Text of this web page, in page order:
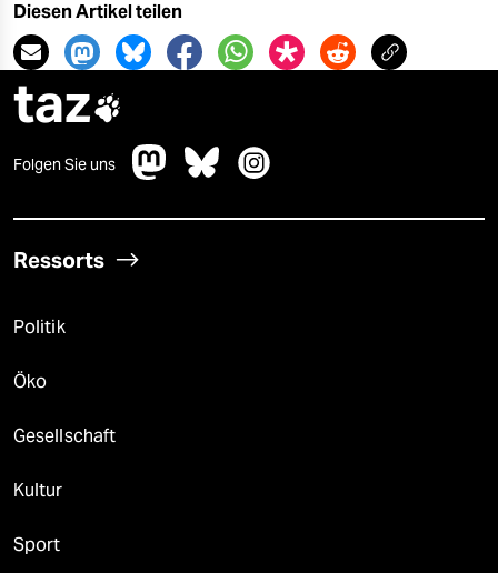
Diesen Artikel teilen
taz
Folgen Sie uns
Ressorts
Politik
Öko
Gesellschaft
Kultur
Sport